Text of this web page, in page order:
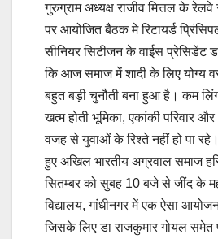
गुरुग्राम अध्यक्ष राजीव मित्तल के रेलवे
पर आयोजित बैठक मे रिटायर्ड
सीनियर सिटीजन के वाईस प्रेसिडेंट
कि आज समाज में शादी के लिए योग्य
बहुत बड़ी चुनौती बना हुआ है। कम
खत्म होती भूमिका, एकांकी परिवार
वजह से युवाओं के रिश्ते नहीं हो पा
हुए अखिल भारतीय अग्रवाल समाज
सितम्बर को सुबह 10 बजे से जींद के
विद्यालय, गांधीनगर में एक ऐसा
जिसके लिए डा राजकुमार गोयल समेत